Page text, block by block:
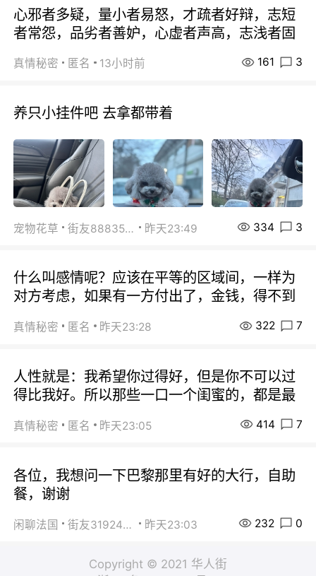
心邪者多疑，量小者易怒，才疏者好辩，志短
者常怨，品劣者善妒，心虚者声高，志浅者固
真情秘密 匿名 13小时前 161 3
养只小挂件吧 去拿都带着
宠物花草 街友88835518 昨天23:49 334 3
什么叫感情呢？应该在平等的区域间，一样为
对方考虑，如果有一方付出了，金钱，得不到
真情秘密 匿名 昨天23:28 322 7
人性就是：我希望你过得好，但是你不可以过
得比我好。所以那些一口一个闺蜜的，都是最
真情秘密 匿名 昨天23:05 414 7
各位，我想问一下巴黎那里有好的大行，自助
餐，谢谢
闲聊法国 街友31924072 昨天23:03 232 0
Copyright © 2021 华人街